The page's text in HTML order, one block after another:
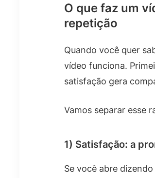
O que faz um
repetição
Quando você quer
vídeo funciona.
satisfação gera
Vamos separar esse
1) Satisfação: a
Se você abre